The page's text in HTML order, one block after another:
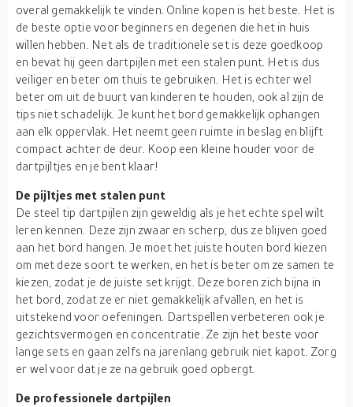
overal gemakkelijk te vinden. Online kopen is het beste. Het is
de beste optie voor beginners en degenen die het in huis
willen hebben. Net als de traditionele set is deze goedkoop
en bevat hij geen dartpijlen met een stalen punt. Het is dus
veiliger en beter om thuis te gebruiken. Het is echter wel
beter om uit de buurt van kinderen te houden, ook al zijn de
tips niet schadelijk. Je kunt het bord gemakkelijk ophangen
aan elk oppervlak. Het neemt geen ruimte in beslag en blijft
compact achter de deur. Koop een kleine houder voor de
dartpijltjes en je bent klaar!
De pijltjes met stalen punt
De steel tip dartpijlen zijn geweldig als je het echte spel wilt
leren kennen. Deze zijn zwaar en scherp, dus ze blijven goed
aan het bord hangen. Je moet het juiste houten bord kiezen
om met deze soort te werken, en het is beter om ze samen te
kiezen, zodat je de juiste set krijgt. Deze boren zich bijna in
het bord, zodat ze er niet gemakkelijk afvallen, en het is
uitstekend voor oefeningen. Dartspellen verbeteren ook je
gezichtsvermogen en concentratie. Ze zijn het beste voor
lange sets en gaan zelfs na jarenlang gebruik niet kapot. Zorg
er wel voor dat je ze na gebruik goed opbergt.
De professionele dartpijlen